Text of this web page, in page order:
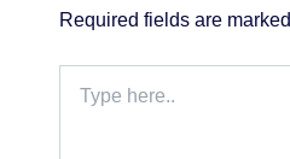
Required fields are marked
here..